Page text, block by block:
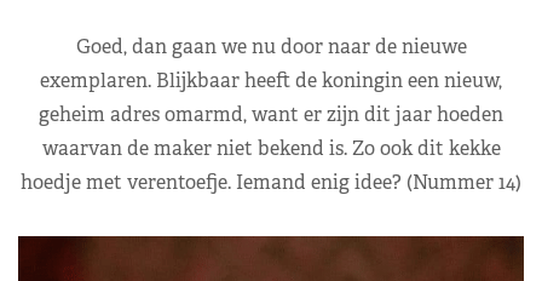
Goed, dan gaan we nu door naar de nieuwe
exemplaren. Blijkbaar heeft de koningin een nieuw,
geheim adres omarmd, want er zijn dit jaar hoeden
waarvan de maker niet bekend is. Zo ook dit kekke
hoedje met verentoefje. Iemand enig idee? (Nummer 14)